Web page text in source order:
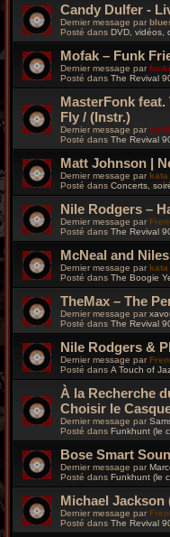
Candy Dulfer -
Dernier message par
Posté dans DVD, vidéos,
Mofak – Funk
Dernier message par
Posté dans The Revival
MasterFonk feat.
Fly / (Instr.)
Dernier message par
Posté dans The Revival
Matt Johnson |
Dernier message parkata
Posté dans Concerts,
Nile Rodgers –
Dernier message par
Posté dans The Revival
McNeal and
Dernier message parkata
Posté dans The Boogie
TheMax – The
Dernier message par
Posté dans The Revival
Nile Rodgers &
Dernier message par
Posté dans A Touch of
À la Recherche
Choisir le
Dernier message par
Posté dans Funkhunt (le
Bose Smart
Dernier message par
Posté dans Funkhunt (le
Michael Jackson
Dernier message par
Posté dans The Revival